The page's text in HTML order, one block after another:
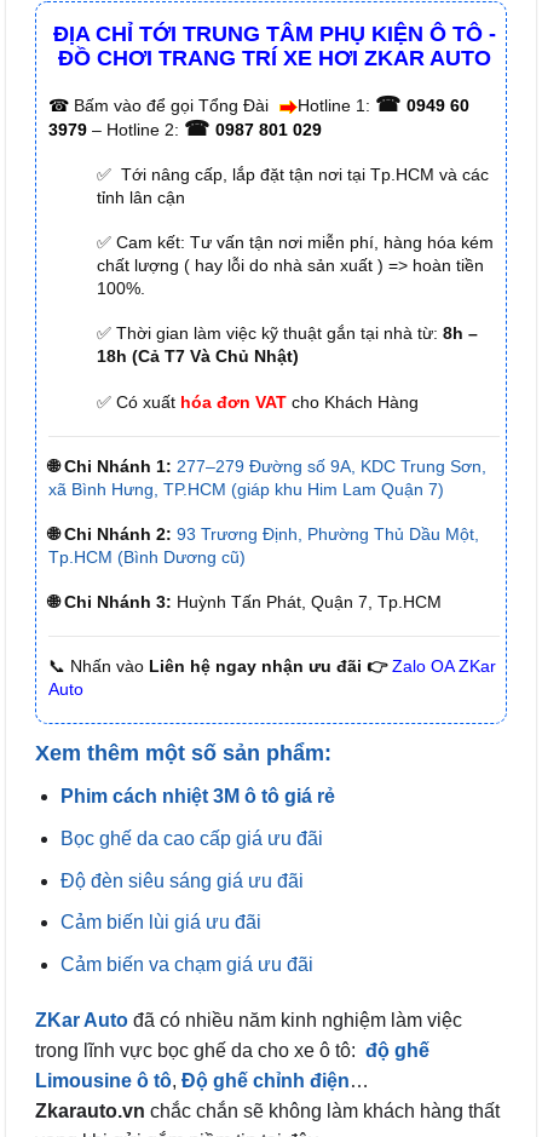
ĐỊA CHỈ TỚI TRUNG TÂM PHỤ KIỆN Ô TÔ -
ĐỒ CHƠI TRANG TRÍ XE HƠI ZKAR AUTO
☎ Bấm vào để gọi Tổng Đài Hotline 1: ☎ 0949 60
3979 – Hotline 2: ☎ 0987 801 029
✅ Tới nâng cấp, lắp đặt tận nơi tại Tp.HCM và các
tỉnh lân cận
✅ Cam kết: Tư vấn tận nơi miễn phí, hàng hóa kém
chất lượng ( hay lỗi do nhà sản xuất ) => hoàn tiền
100%.
✅ Thời gian làm việc kỹ thuật gắn tại nhà từ: 8h –
18h (Cả T7 Và Chủ Nhật)
✅ Có xuất hóa đơn VAT cho Khách Hàng
🌐 Chi Nhánh 1: 277–279 Đường số 9A, KDC Trung Sơn,
xã Bình Hưng, TP.HCM (giáp khu Him Lam Quận 7)
🌐 Chi Nhánh 2: 93 Trương Định, Phường Thủ Dầu Một,
Tp.HCM (Bình Dương cũ)
🌐 Chi Nhánh 3: Huỳnh Tấn Phát, Quận 7, Tp.HCM
📞 Nhấn vào Liên hệ ngay nhận ưu đãi 👉 Zalo OA ZKar
Auto
Xem thêm một số sản phẩm:
Phim cách nhiệt 3M ô tô giá rẻ
Bọc ghế da cao cấp giá ưu đãi
Độ đèn siêu sáng giá ưu đãi
Cảm biến lùi giá ưu đãi
Cảm biến va chạm giá ưu đãi
ZKar Auto đã có nhiều năm kinh nghiệm làm việc
trong lĩnh vực bọc ghế da cho xe ô tô: độ ghế
Limousine ô tô, Độ ghế chỉnh điện…
Zkarauto.vn chắc chắn sẽ không làm khách hàng thất